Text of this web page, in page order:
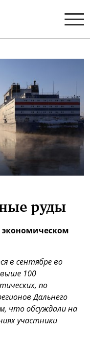
руды
в сентябре во
100
по
Дальнего
что обсуждали на
участники